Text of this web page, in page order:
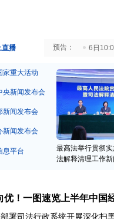
直播日举行新闻发布会 6日
家重大活动
央新闻发布会
新闻发布会
新闻发布会
息平台
最高法举行贯彻
法解释清理工作新
优！一图速览上半年中国
署司法行政系统开展深化扫